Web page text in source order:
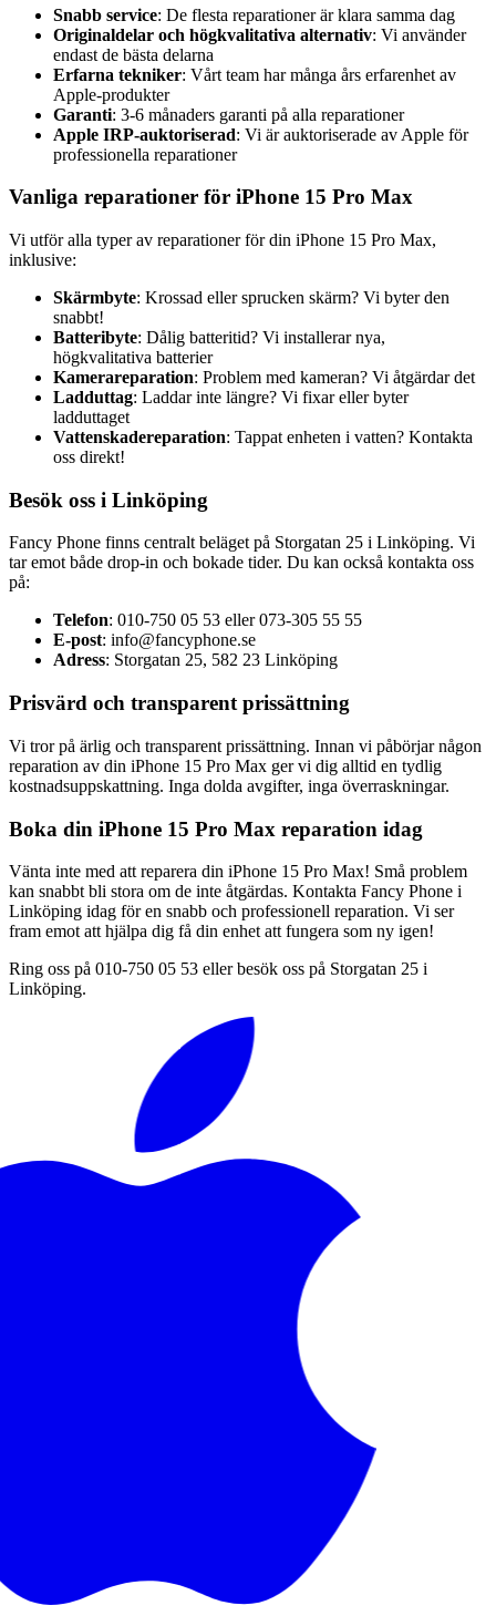
Snabb service: De flesta reparationer är klara samma dag
Originaldelar och högkvalitativa alternativ: Vi använder
endast de bästa delarna
Erfarna tekniker: Vårt team har många års erfarenhet av
Apple-produkter
Garanti: 3-6 månaders garanti på alla reparationer
Apple IRP-auktoriserad: Vi är auktoriserade av Apple för
professionella reparationer
Vanliga reparationer för iPhone 15 Pro Max
Vi utför alla typer av reparationer för din iPhone 15 Pro Max,
inklusive:
Skärmbyte: Krossad eller sprucken skärm? Vi byter den
snabbt!
Batteribyte: Dålig batteritid? Vi installerar nya,
högkvalitativa batterier
Kamerareparation: Problem med kameran? Vi åtgärdar det
Ladduttag: Laddar inte längre? Vi fixar eller byter
ladduttaget
Vattenskadereparation: Tappat enheten i vatten? Kontakta
oss direkt!
Besök oss i Linköping
Fancy Phone finns centralt beläget på Storgatan 25 i Linköping. Vi
tar emot både drop-in och bokade tider. Du kan också kontakta oss
på:
Telefon: 010-750 05 53 eller 073-305 55 55
E-post: info@fancyphone.se
Adress: Storgatan 25, 582 23 Linköping
Prisvärd och transparent prissättning
Vi tror på ärlig och transparent prissättning. Innan vi påbörjar någon
reparation av din iPhone 15 Pro Max ger vi dig alltid en tydlig
kostnadsuppskattning. Inga dolda avgifter, inga överraskningar.
Boka din iPhone 15 Pro Max reparation idag
Vänta inte med att reparera din iPhone 15 Pro Max! Små problem
kan snabbt bli stora om de inte åtgärdas. Kontakta Fancy Phone i
Linköping idag för en snabb och professionell reparation. Vi ser
fram emot att hjälpa dig få din enhet att fungera som ny igen!
Ring oss på 010-750 05 53 eller besök oss på Storgatan 25 i
Linköping.